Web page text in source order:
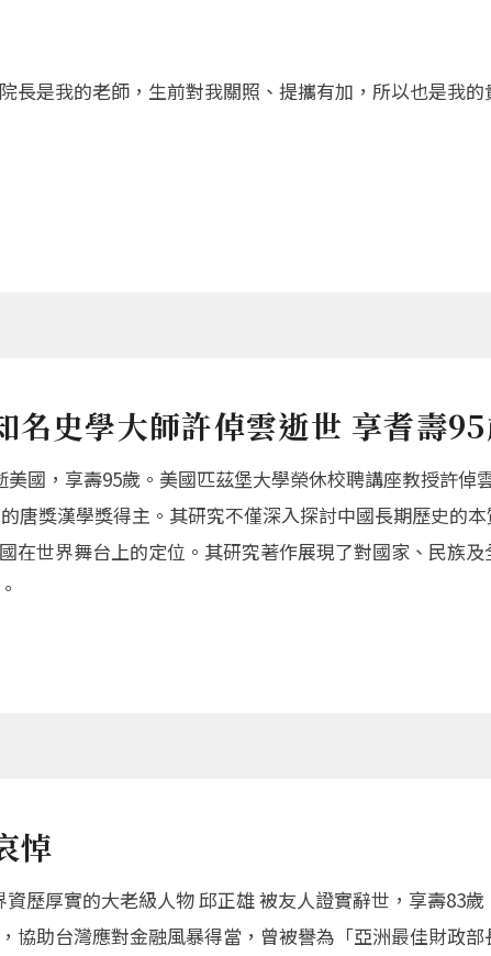
長是我的老師，生前對我關照、提攜有加，所以也是我的
名史學大師許倬雲逝世 享耆壽
國，享壽95歲。美國匹茲堡大學榮休校聘講座教授許倬
唐獎漢學獎得主。其研究不僅深入探討中國長期歷史的
在世界舞台上的定位。其研究著作展現了對國家、民族
悼
歷厚實的大老級人物 邱正雄 被友人證實辭世，享壽83
協助台灣應對金融風暴得當，曾被譽為「亞洲最佳財政